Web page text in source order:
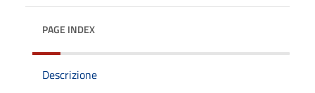
PAGE INDEX
Descrizione